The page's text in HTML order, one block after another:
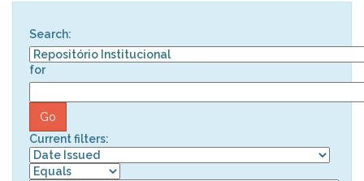
Search:
for
Current filters: